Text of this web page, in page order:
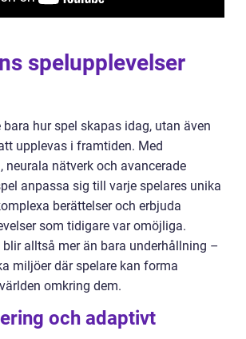
spelupplevelser
hur spel skapas idag, utan även
upplevas i framtiden. Med
neurala nätverk och avancerade
anpassa sig till varje spelares unika
berättelser och erbjuda
som tidigare var omöjliga.
alltså mer än bara underhållning –
miljöer där spelare kan forma
omkring dem.
och adaptivt